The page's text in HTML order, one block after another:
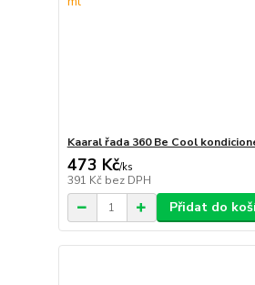
Kaaral řada 360 Be Cool
473 Kč/ks
391 Kč bez DPH
Přidat do